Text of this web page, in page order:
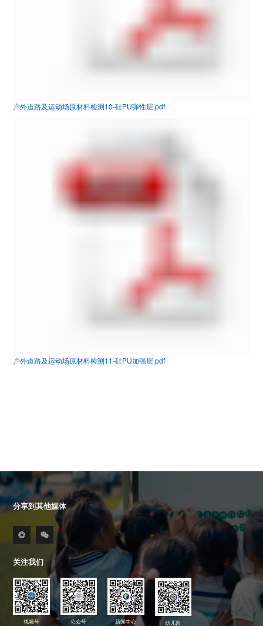
户外道路及运动场原材料检测10-硅PU弹性层.pdf
户外道路及运动场原材料检测11-硅PU加强层.pdf
分享到其他媒体
关注我们
视频号 公众号 新闻中心 幼儿园